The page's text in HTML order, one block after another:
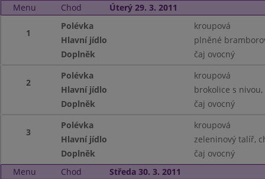
Menu
Chod Úterý 29. 3. 2011
1
Polévka
kroupová
Hlavní jídlo
plněné
Doplněk
čaj ovocný
2
Polévka
kroupová
Hlavní jídlo
brokolice s
Doplněk
čaj ovocný
3
Polévka
kroupová
Hlavní jídlo
zeleninový talíř,
Doplněk
čaj ovocný
Menu
Chod Středa 30. 3. 2011